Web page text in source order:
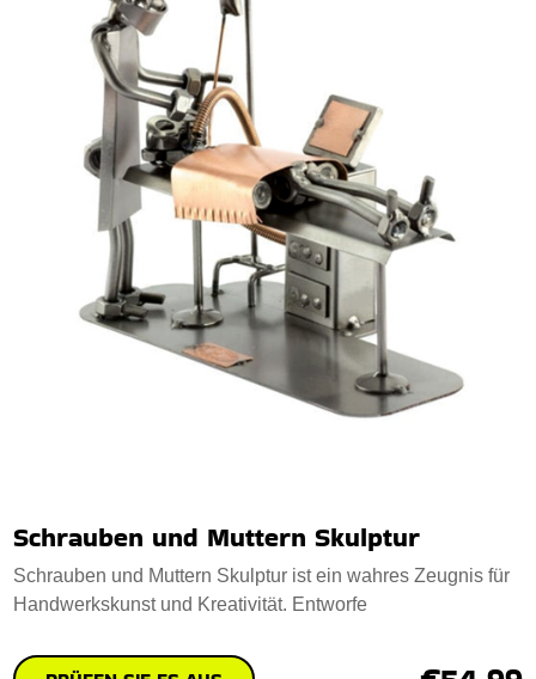
Schrauben und Muttern Skulptur
Schrauben und Muttern Skulptur ist ein wahres Zeugnis für
Handwerkskunst und Kreativität. Entworfe